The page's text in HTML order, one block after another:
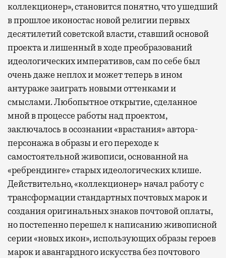
коллекционер», становится понятно, что ушедший
в прошлое иконостас новой религии первых
десятилетий советской власти, ставший основой
проекта и лишенный в ходе преобразований
идеологических императивов, сам по себе был
очень даже неплох и может теперь в ином
антураже заиграть новыми оттенками и
смыслами. Любопытное открытие, сделанное
мной в процессе работы над проектом,
заключалось в осознании «врастания» автора-
персонажа в образы и его переходе к
самостоятельной живописи, основанной на
«ребрендинге» старых идеологических клише.
Действительно, «коллекционер» начал работу с
трансформации стандартных почтовых марок и
создания оригинальных знаков почтовой оплаты,
но постепенно перешел к написанию живописной
серии «новых икон», использующих образы героев
марок и авангардного искусства без почтового